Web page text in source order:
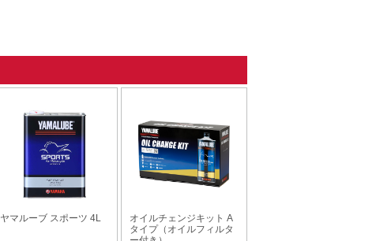
ヤマルーブ スポーツ 4L
オイルチェンジキット A
タイプ（オイルフィルタ